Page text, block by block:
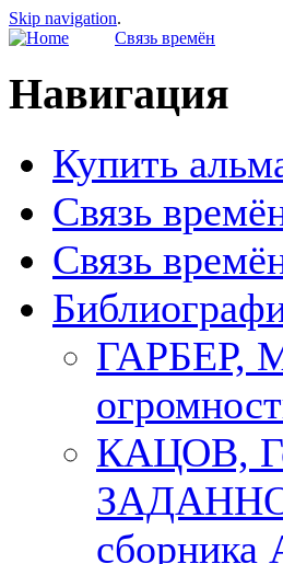
Skip navigation.
Связь времён
Навигация
Купить
Связь
Связь
ГАРБЕР,
КАЦОВ,
сборника